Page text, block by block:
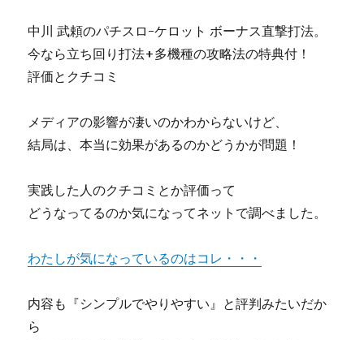
中川 武頼のパチスロ-ケロット ボーナス直撃打法。
今なら立ち回り打法+多機種の攻略法の特典付！
評価とクチコミ
メディアの影響が凄いのかわからないけど、
結局は、本当に効果があるのかどうかが問題！
実践した人のクチコミとか評価って
どうなってるのか気になってネットで調べました。
わたしが気になっているのはコレ・・・
内容も『シンプルでやりやすい』と評判みたいだか
ら